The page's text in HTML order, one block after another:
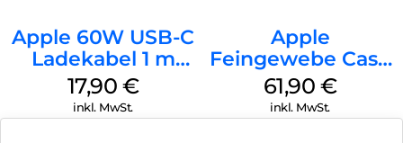
Apple 60W USB-C
Ladekabel 1 m
Weiß
17,90 €
inkl. MwSt.
Apple
Feingewebe Case
iPhone 15 Pro
MagSafe Schwarz
61,90 €
inkl. MwSt.